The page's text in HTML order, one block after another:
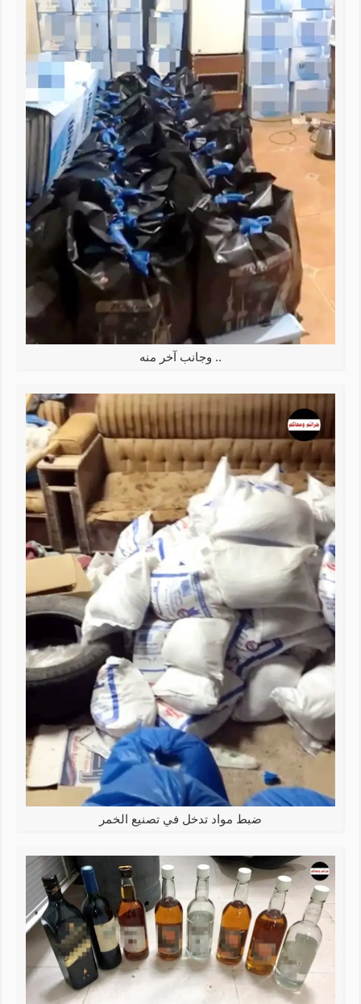
.. وجانب آخر منه
ضبط مواد تدخل في تصنيع الخمر